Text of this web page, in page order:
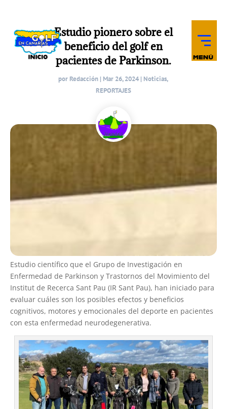
Estudio pionero sobre el
beneficio del golf en
pacientes de Parkinson.
por Redacción | Mar 26, 2024 | Noticias,
REPORTAJES
Estudio científico que el Grupo de Investigación en
Enfermedad de Parkinson y Trastornos del Movimiento del
Institut de Recerca Sant Pau (IR Sant Pau), han iniciado para
evaluar cuáles son los posibles efectos y beneficios
cognitivos, motores y emocionales del deporte en pacientes
con esta enfermedad neurodegenerativa.